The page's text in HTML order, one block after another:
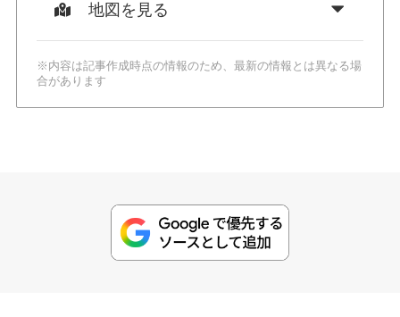
地図を見る
※内容は記事作成時点の情報のため、最新の情報とは異なる場
合があります